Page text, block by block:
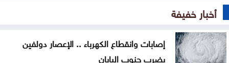
عمان الاهلية حول الهندسة الطبية الحيوية
تحذير من إطلاق العيارات النارية وإغلاق الطرق باحتفالات
التوجيهي
أخبار خفيفة
إصابات وانقطاع الكهرباء .. الإعصار دولفين
يضرب جنوب اليابان